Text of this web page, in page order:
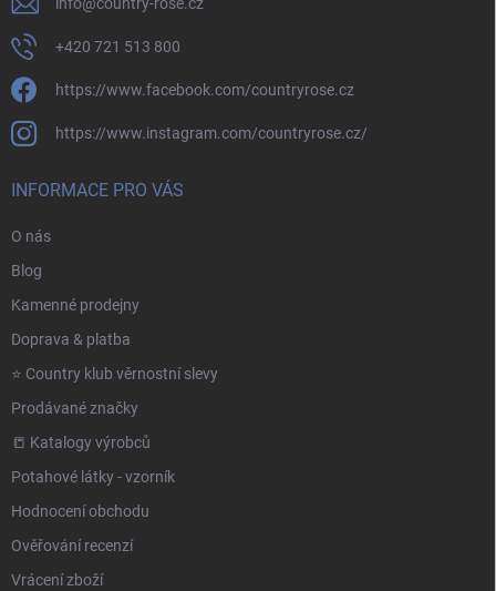
+420 721 513 800
https://www.facebook.com/countryrose.cz
https://www.instagram.com/countryrose.cz/
INFORMACE PRO VÁS
O nás
Blog
Kamenné prodejny
Doprava & platba
⭐️ Country klub věrnostní slevy
Prodávané značky
📒 Katalogy výrobců
Potahové látky - vzorník
Hodnocení obchodu
Ověřování recenzí
Vrácení zboží